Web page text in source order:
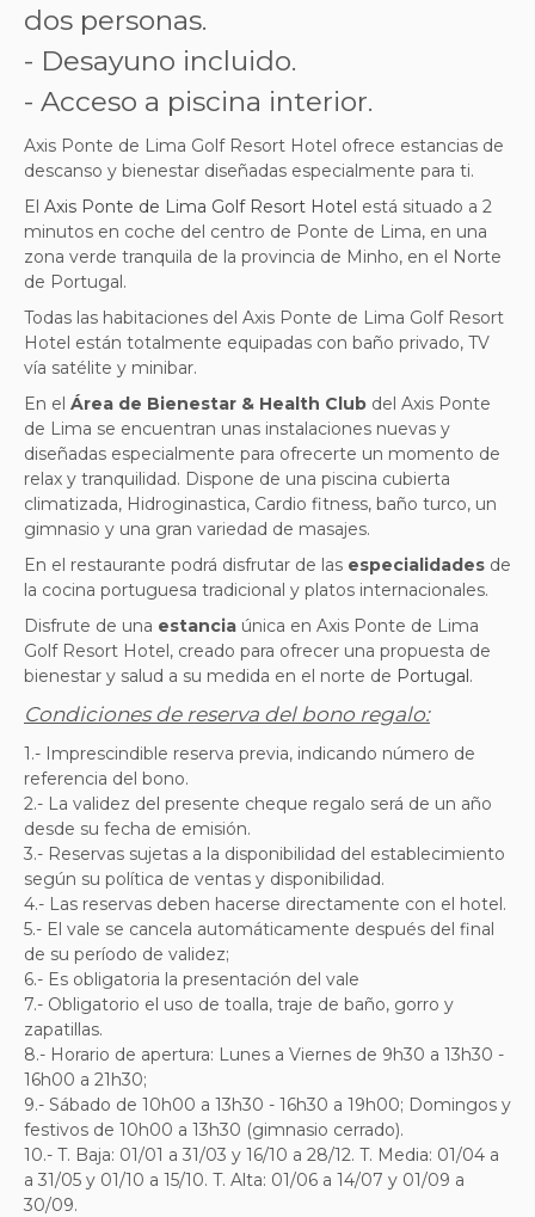
dos personas.
- Desayuno incluido.
- Acceso a piscina interior.
Axis Ponte de Lima Golf Resort Hotel ofrece estancias de
descanso y bienestar diseñadas especialmente para ti.
El Axis Ponte de Lima Golf Resort Hotel está situado a 2
minutos en coche del centro de Ponte de Lima, en una
zona verde tranquila de la provincia de Minho, en el Norte
de Portugal.
Todas las habitaciones del Axis Ponte de Lima Golf Resort
Hotel están totalmente equipadas con baño privado, TV
vía satélite y minibar.
En el Área de Bienestar & Health Club del Axis Ponte
de Lima se encuentran unas instalaciones nuevas y
diseñadas especialmente para ofrecerte un momento de
relax y tranquilidad. Dispone de una piscina cubierta
climatizada, Hidroginastica, Cardio fitness, baño turco, un
gimnasio y una gran variedad de masajes.
En el restaurante podrá disfrutar de las especialidades de
la cocina portuguesa tradicional y platos internacionales.
Disfrute de una estancia única en Axis Ponte de Lima
Golf Resort Hotel, creado para ofrecer una propuesta de
bienestar y salud a su medida en el norte de Portugal.
Condiciones de reserva del bono regalo:
1.- Imprescindible reserva previa, indicando número de
referencia del bono.
2.- La validez del presente cheque regalo será de un año
desde su fecha de emisión.
3.- Reservas sujetas a la disponibilidad del establecimiento
según su política de ventas y disponibilidad.
4.- Las reservas deben hacerse directamente con el hotel.
5.- El vale se cancela automáticamente después del final
de su período de validez;
6.- Es obligatoria la presentación del vale
7.- Obligatorio el uso de toalla, traje de baño, gorro y
zapatillas.
8.- Horario de apertura: Lunes a Viernes de 9h30 a 13h30 -
16h00 a 21h30;
9.- Sábado de 10h00 a 13h30 - 16h30 a 19h00; Domingos y
festivos de 10h00 a 13h30 (gimnasio cerrado).
10.- T. Baja: 01/01 a 31/03 y 16/10 a 28/12. T. Media: 01/04 a
a 31/05 y 01/10 a 15/10. T. Alta: 01/06 a 14/07 y 01/09 a
30/09.